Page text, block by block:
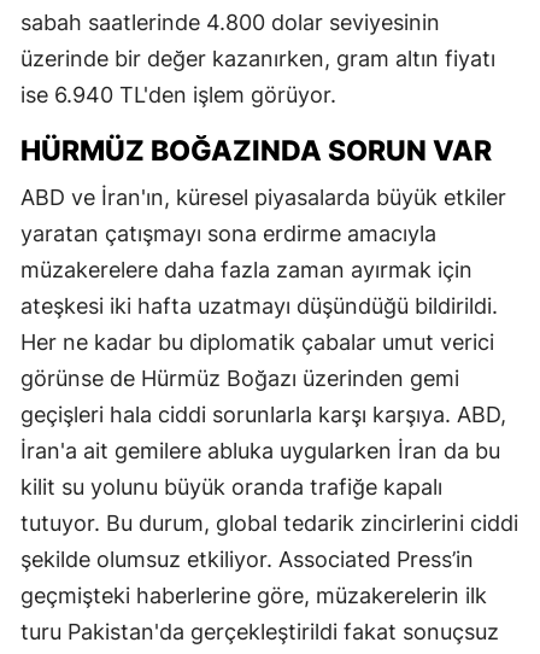
sabah saatlerinde 4.800 dolar seviyesinin
üzerinde bir değer kazanırken, gram altın fiyatı
ise 6.940 TL'den işlem görüyor.
HÜRMÜZ BOĞAZINDA SORUN VAR
ABD ve İran'ın, küresel piyasalarda büyük etkiler
yaratan çatışmayı sona erdirme amacıyla
müzakerelere daha fazla zaman ayırmak için
ateşkesi iki hafta uzatmayı düşündüğü bildirildi.
Her ne kadar bu diplomatik çabalar umut verici
görünse de Hürmüz Boğazı üzerinden gemi
geçişleri hala ciddi sorunlarla karşı karşıya. ABD,
İran'a ait gemilere abluka uygularken İran da bu
kilit su yolunu büyük oranda trafiğe kapalı
tutuyor. Bu durum, global tedarik zincirlerini ciddi
şekilde olumsuz etkiliyor. Associated Press’in
geçmişteki haberlerine göre, müzakerelerin ilk
turu Pakistan'da gerçekleştirildi fakat sonuçsuz